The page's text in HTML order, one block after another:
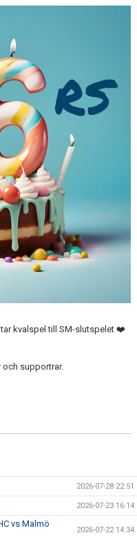
kvalspel till SM-slutspelet ❤️
och supportrar.
2026-07-28 22:51
2026-07-23 16:14
vs Malmö
2026-07-22 14:34